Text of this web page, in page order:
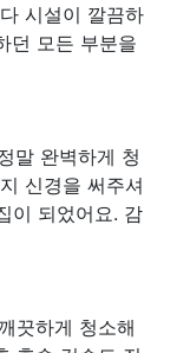
시설이 깔끔하
던 모든 부분을
말 완벽하게 청
신경을 써주셔
이 되었어요. 감
끗하게 청소해